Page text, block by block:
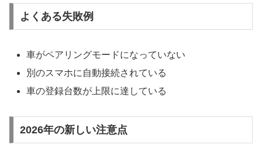
よくある失敗例
車がペアリングモードになっていない
別のスマホに自動接続されている
車の登録台数が上限に達している
2026年の新しい注意点